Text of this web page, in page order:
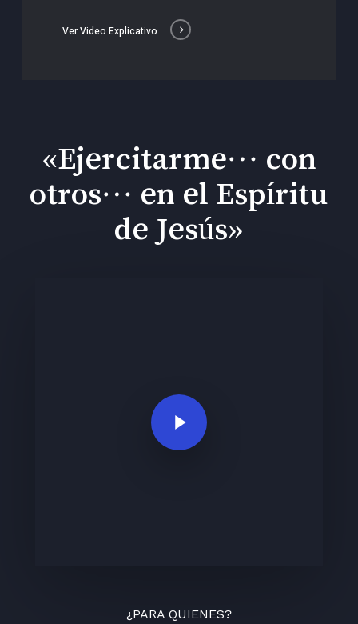
Ver Video Explicativo
«Ejercitarme… con
otros… en el Espíritu
de Jesús»
Play Video
¿PARA QUIENES?